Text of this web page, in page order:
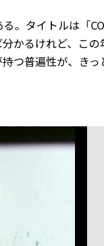
。タイトルは「
かるけれど、こ
つ普遍性が、きっ